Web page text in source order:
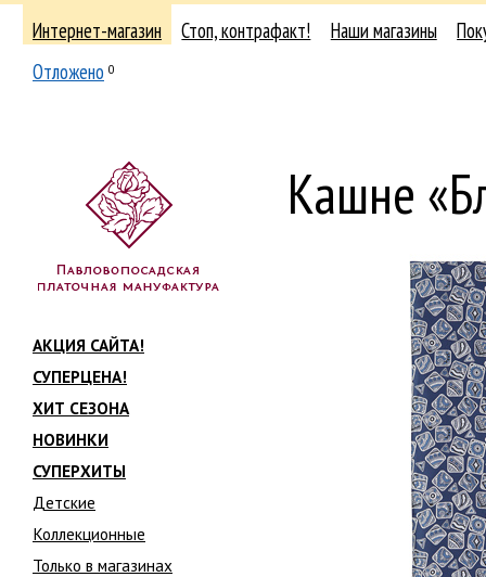
Интернет-магазин Стоп, контрафакт! Наши магазины
Отложено 0
АКЦИЯ САЙТА!
СУПЕРЦЕНА!
ХИТ СЕЗОНА
НОВИНКИ
СУПЕРХИТЫ
Детские
Коллекционные
Только в магазинах
Кашне